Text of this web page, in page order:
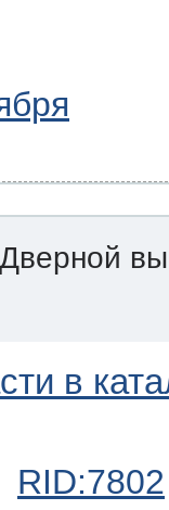
Дверной
в
RID:7802